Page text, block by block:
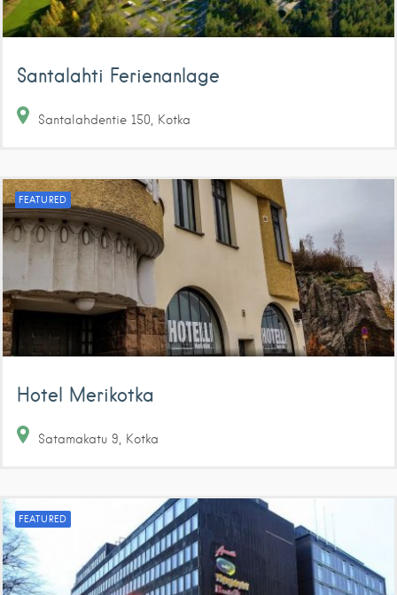
Santalahti Ferienanlage
Santalahdentie 150 Kotka
FEATURED
Hotel Merikotka
Satamakatu 9 Kotka
FEATURED